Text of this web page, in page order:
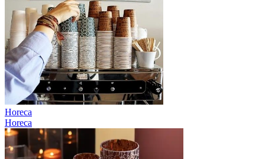
Horeca
Horeca